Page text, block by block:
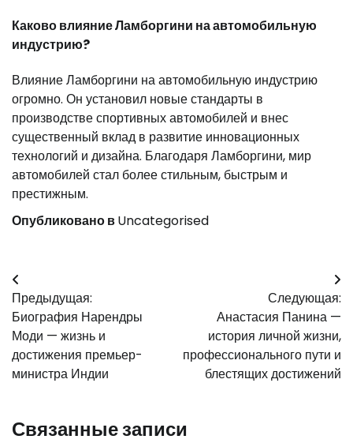
Каково влияние Ламборгини на автомобильную
индустрию?
Влияние Ламборгини на автомобильную индустрию
огромно. Он установил новые стандарты в
производстве спортивных автомобилей и внес
существенный вклад в развитие инновационных
технологий и дизайна. Благодаря Ламборгини, мир
автомобилей стал более стильным, быстрым и
престижным.
Опубликовано вUncategorised
Навигация
по
записям
Предыдущая:
Биография Нарендры
Моди — жизнь и
достижения премьер-
министра Индии
Следующая:
Анастасия Панина —
история личной жизни,
профессионального пути и
блестящих достижений
Связанные записи